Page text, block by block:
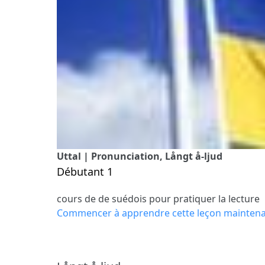
Uttal | Pronunciation, Långt å-ljud
Débutant 1
cours de de suédois pour pratiquer la lecture
Commencer à apprendre cette leçon